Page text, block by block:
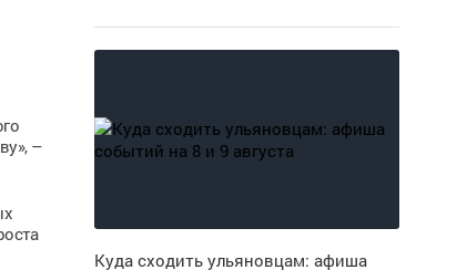
–
Куда сходить ульяновцам: афиша